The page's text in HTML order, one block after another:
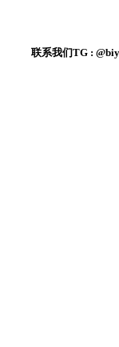
联系我们TG :